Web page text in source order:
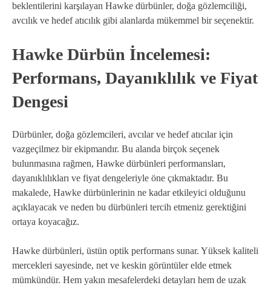
beklentilerini karşılayan Hawke dürbünler, doğa gözlemciliği,
avcılık ve hedef atıcılık gibi alanlarda mükemmel bir seçenektir.
Hawke Dürbün İncelemesi:
Performans, Dayanıklılık ve Fiyat
Dengesi
Dürbünler, doğa gözlemcileri, avcılar ve hedef atıcılar için
vazgeçilmez bir ekipmandır. Bu alanda birçok seçenek
bulunmasına rağmen, Hawke dürbünleri performansları,
dayanıklılıkları ve fiyat dengeleriyle öne çıkmaktadır. Bu
makalede, Hawke dürbünlerinin ne kadar etkileyici olduğunu
açıklayacak ve neden bu dürbünleri tercih etmeniz gerektiğini
ortaya koyacağız.
Hawke dürbünleri, üstün optik performans sunar. Yüksek kaliteli
mercekleri sayesinde, net ve keskin görüntüler elde etmek
mümkündür. Hem yakın mesafelerdeki detayları hem de uzak